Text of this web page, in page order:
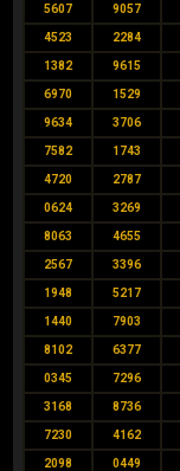
5607 9057
4523 2284
1382 9615
6970 1529
9634 3706
7582 1743
4720 2787
0624 3269
8063 4655
2567 3396
1948 5217
1440 7903
8102 6377
0345 7296
3168 8736
7230 4162
2098 0449